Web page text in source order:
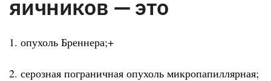
яичников — это
1. опухоль Бреннера;+
2. серозная пограничная опухоль микропапиллярная;